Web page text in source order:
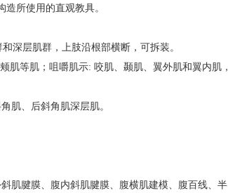
所使用的直观教具。
深层肌群，上肢沿根部横断，可拆装。
肌等肌；咀嚼肌示: 咬肌、颞肌、翼外肌和翼内肌，
肌、后斜角肌深层肌。
肌腱膜、腹内斜肌腱膜、腹横肌建模、腹百线、半